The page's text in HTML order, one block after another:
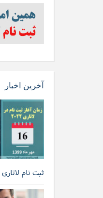
آخرین اخبار
ثبت نام لاتاری ۲۰۲۲ (سال